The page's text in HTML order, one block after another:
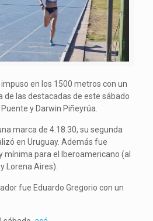
en los 1500 metros con un
de las destacadas de este sábado
y Darwin Piñeyrúa.
marca de 4.18.30, su segunda
en Uruguay. Además fue
mínima para el Iberoamericano (al
Lorena Aires).
fue Eduardo Gregorio con un